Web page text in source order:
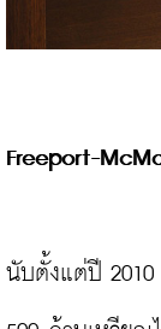
Freeport-
นับตั้งแต่ปี